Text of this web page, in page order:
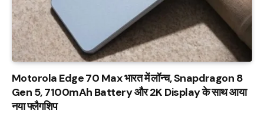
Motorola Edge 70 Max भारत में लॉन्च, Snapdragon 8
Gen 5, 7100mAh Battery और 2K Display के साथ आया
नया फ्लैगशिप